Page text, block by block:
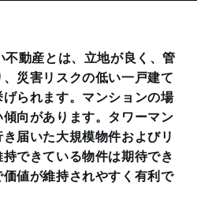
動産とは、立地が良く、管
災害リスクの低い一戸建て
られます。マンションの場
向があります。タワーマン
届いた大規模物件およびリ
できている物件は期待でき
値が維持されやすく有利で